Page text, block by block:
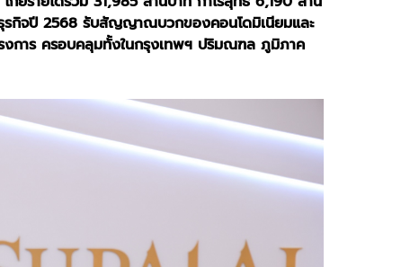
รกิจปี 2568 รับสัญญาณบวกของคอนโดมิเนียมและ
การ ครอบคลุมทั้งในกรุงเทพฯ ปริมณฑล ภูมิภาค